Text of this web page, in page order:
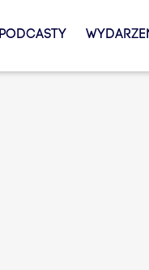
PODCASTY